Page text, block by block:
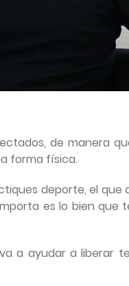
de manera
forma física.
deporte, el que
es lo bien
a ayudar a liberar